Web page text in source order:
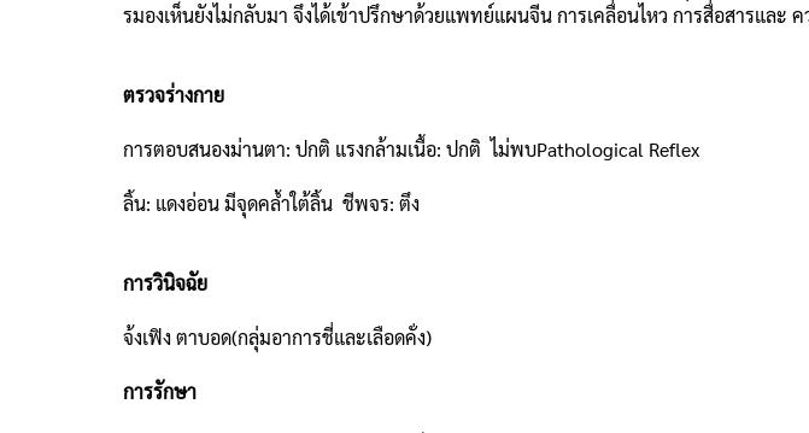
รมองเห็นยังไม่กลับมา จึงได้เข้าปรึกษาด้วยแพทย์แผนจีน การเคลื่อนไหว การสื่อสารแล
ตรวจร่างกาย
การตอบสนองม่านตา: ปกติ แรงกล้ามเนื้อ: ปกติ ไม่พบPathological Reflex
ลิ้น: แดงอ่อน มีจุดคล้ำใต้ลิ้น ชีพจร: ตึง
การวินิจฉัย
จ้งเฟิง ตาบอด(กลุ่มอาการชี่และเลือดคั่ง)
การรักษา